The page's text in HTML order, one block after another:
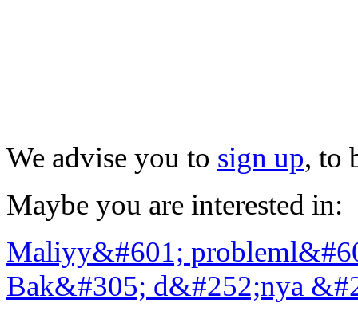
We advise you to sign up, to
Maybe you are interested in:
Maliyy&#601;
Bak&#305; d&#252;nya